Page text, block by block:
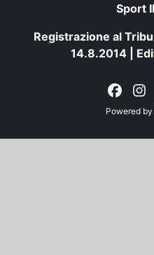
Sport
Registrazione al
14.8.2014 |
Powered by